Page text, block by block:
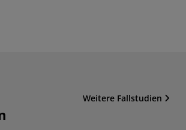
Weitere Fallstudien